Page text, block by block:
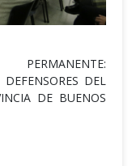
DEL
DE BUENOS